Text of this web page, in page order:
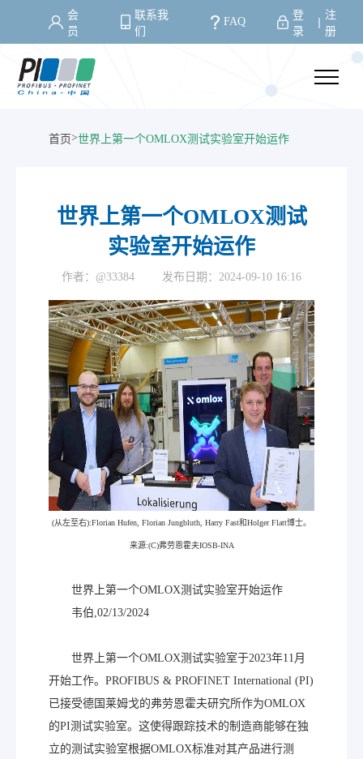
会
员
联系我
们
FAQ
登
录
注
册
首页>世界上第一个OMLOX测试实验室开始运作
世界上第一个OMLOX测试
实验室开始运作
作者：@33384 发布日期：2024-09-10 16:16
(从左至右):Florian Hufen, Florian Jungbluth, Harry Fast和Holger Flatt博士。
来源:(C)弗劳恩霍夫IOSB-INA
世界上第一个OMLOX测试实验室开始运作
韦伯,02/13/2024
世界上第一个OMLOX测试实验室于2023年11月
开始工作。PROFIBUS & PROFINET International (PI)
已接受德国莱姆戈的弗劳恩霍夫研究所作为OMLOX
的PI测试实验室。这使得跟踪技术的制造商能够在独
立的测试实验室根据OMLOX标准对其产品进行测